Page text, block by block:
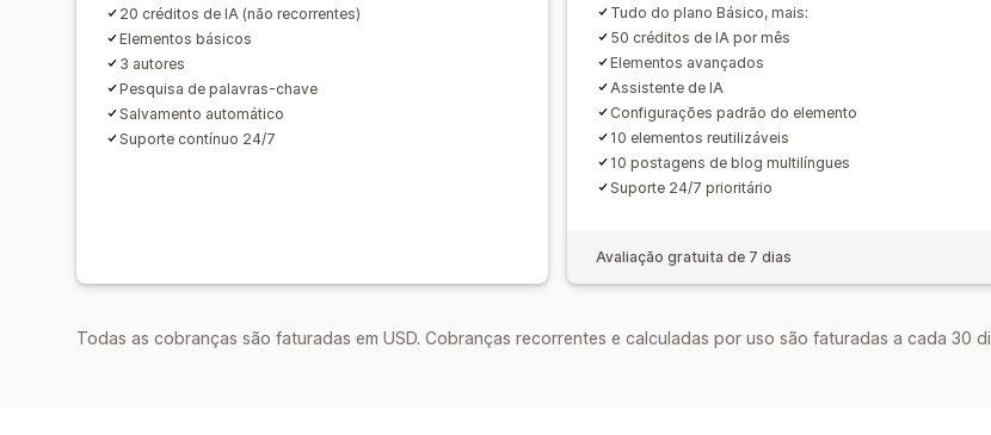
20 créditos de IA (não recorrentes)
Elementos básicos
3 autores
Pesquisa de palavras-chave
Salvamento automático
Suporte contínuo 24/7
Tudo do plano Básico, mais:
50 créditos de IA por mês
Elementos avançados
Assistente de IA
Configurações padrão do elemento
10 elementos reutilizáveis
10 postagens de blog multilíngues
Suporte 24/7 prioritário
Avaliação gratuita de 7 dias
Todas as cobranças são faturadas em USD. Cobranças recorrentes e calculadas por uso são faturadas a cada 30